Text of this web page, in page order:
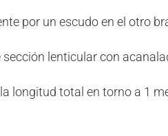
por un escudo en el otro
lenticular con
longitud total en torno a 1